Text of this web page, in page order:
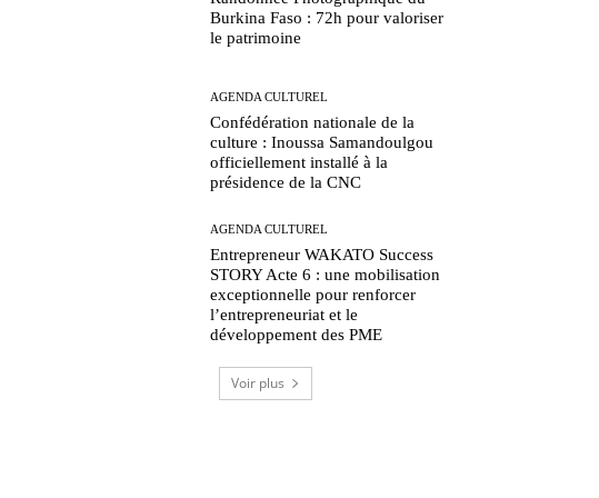
Burkina Faso : 72h pour valoriser
le patrimoine
AGENDA CULTUREL
Confédération nationale de la
culture : Inoussa Samandoulgou
officiellement installé à la
présidence de la CNC
AGENDA CULTUREL
Entrepreneur WAKATO Success
STORY Acte 6 : une mobilisation
exceptionnelle pour renforcer
l’entrepreneuriat et le
développement des PME
Voir plus